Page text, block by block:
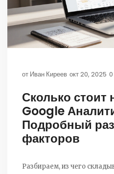
от Иван Киреев окт 20, 2025
Сколько стоит
Google
Подробный
факторов
Разбираем, из чего